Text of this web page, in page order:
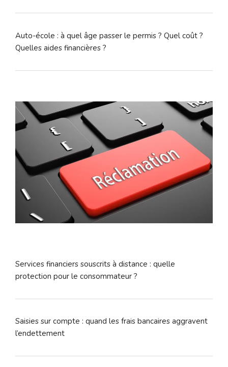
Auto-école : à quel âge passer le permis ? Quel coût ?
Quelles aides financières ?
Services financiers souscrits à distance : quelle
protection pour le consommateur ?
Saisies sur compte : quand les frais bancaires aggravent
l’endettement